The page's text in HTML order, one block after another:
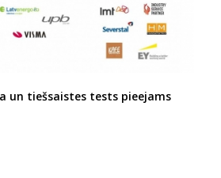
un tiešsaistes tests pieejams